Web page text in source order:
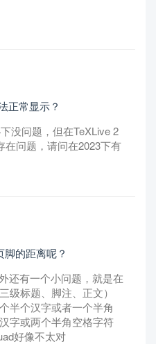
正常显示？
没问题，但在TeXLive 2
在问题，请问在2023下有
的距离呢？
还有一个小问题，就是在
级标题、脚注、正文）
半个汉字或者一个半角
字或两个半角空格字符
好像不太对